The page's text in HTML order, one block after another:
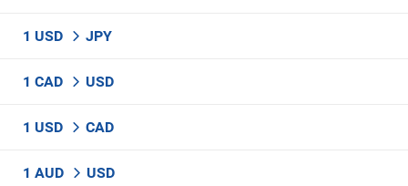
1 USD JPY
1 CAD USD
1 USD CAD
1 AUD USD